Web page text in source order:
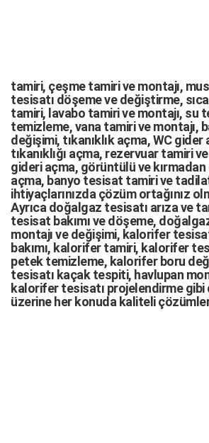
tamiri, çeşme tamirivemontajı,
tesisatı döşemeve değiştirme,
tamiri, lavabo tamirivemontajı, su
temizleme,vana tamirivemontajı,
değişimi, tıkanıklık açma,WC gider
tıkanıklığı açma, rezervuar tamirive
gideri açma, görüntülü ve
açma, banyo tesisat tamirive
ihtiyaçlarınızda çözüm ortağınız
Ayrıca doğalgaz tesisatı arızave
tesisat bakımıve döşeme,
montajıve değişimi, kalorifer
bakımı, kalorifer tamiri, kalorifer
petek temizleme, kalorifer boru
tesisatı kaçak tespiti, havlupan
kalorifer tesisatı projelendirme gibi
üzerine her konuda kaliteli